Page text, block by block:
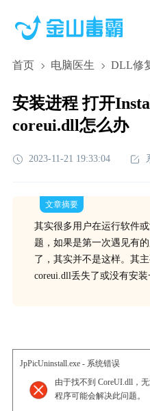
首页 电脑医生 DLL修
安装进程 打开
coreui.dll怎么办
2023-11-21 19:33:04
文章摘要
其实很多用户在运行软件
题，如果是第一次遇见有
了，其实并不是这样。其
coreui.dll丢失了或没有安
JpPicUninstall.exe - 系统错误
由于找不到 CoreUI.dll，
程序可能会解决此问题。